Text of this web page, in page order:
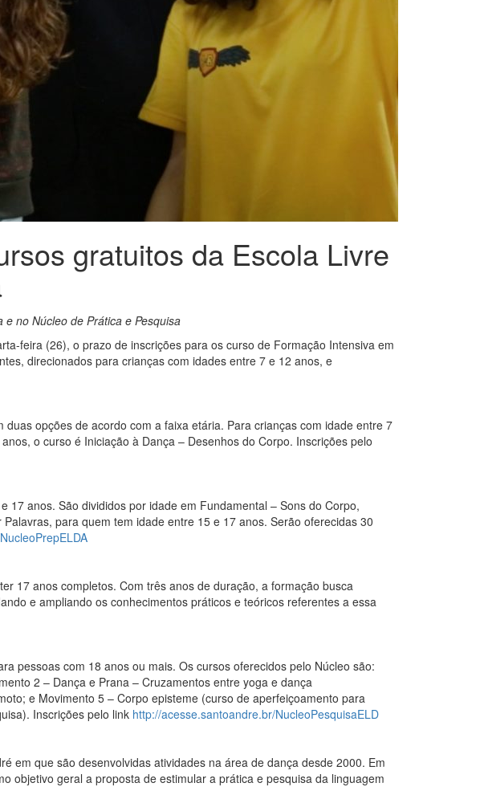
gratuitos da Escola Livre
no Núcleo de Prática e Pesquisa
feira (26), o prazo de inscrições para os curso de Formação Intensiva em
direcionados para crianças com idades entre 7 e 12 anos, e
opções de acordo com a faixa etária. Para crianças com idade entre 7
o curso é Iniciação à Dança – Desenhos do Corpo. Inscrições pelo
anos. São divididos por idade em Fundamental – Sons do Corpo,
para quem tem idade entre 15 e 17 anos. Serão oferecidas 30
17 anos completos. Com três anos de duração, a formação busca
e ampliando os conhecimentos práticos e teóricos referentes a essa
pessoas com 18 anos ou mais. Os cursos oferecidos pelo Núcleo são:
2 – Dança e Prana – Cruzamentos entre yoga e dança
e Movimento 5 – Corpo episteme (curso de aperfeiçoamento para
Inscrições pelo link http://acesse.santoandre.br/NucleoPesquisaELD
em que são desenvolvidas atividades na área de dança desde 2000. Em
objetivo geral a proposta de estimular a prática e pesquisa da linguagem